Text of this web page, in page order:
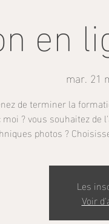
en
mar. 21
de terminer la
moi ? vous souhaitez
photos ?
Les
Voir